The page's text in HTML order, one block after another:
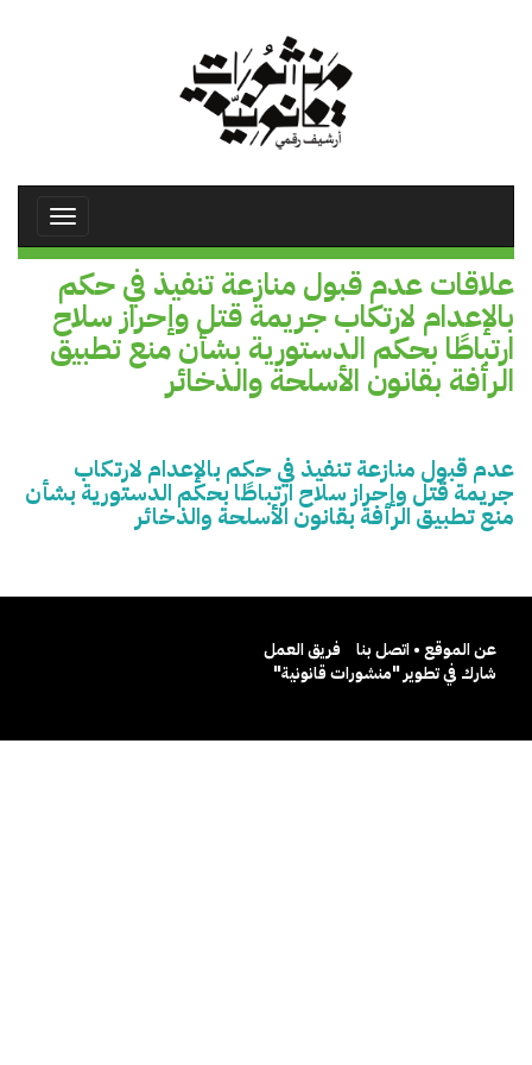
Toggle
علاقات عدم قبول منازعة تنفيذ في حكم
بالإعدام لارتكاب جريمة قتل وإحراز سلاح
ارتباطًا بحكم الدستورية بشأن منع تطبيق
الرأفة بقانون الأسلحة والذخائر
عدم قبول منازعة تنفيذ في حكم بالإعدام لارتكاب
جريمة قتل وإحراز سلاح ارتباطًا بحكم الدستورية بشأن
منع تطبيق الرأفة بقانون الأسلحة والذخائر
عن الموقع • اتصل بنا
فريق العمل
شارك في تطوير "منشورات قانونية"